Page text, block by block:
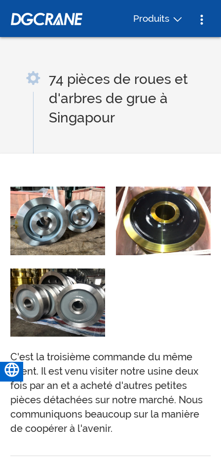
Produits
74 pièces de roues et
d'arbres de grue à
Singapour
C'est la troisième commande du même
client. Il est venu visiter notre usine deux
fois par an et a acheté d'autres petites
pièces détachées sur notre marché. Nous
communiquons beaucoup sur la manière
de coopérer à l'avenir.
Français